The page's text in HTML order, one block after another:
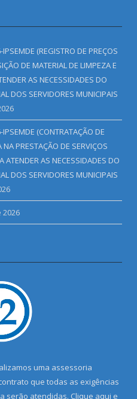
(REGISTRO DE PREÇOS
DE MATERIAL DE LIMPEZA E
AS NECESSIDADES DO
DOS SERVIDORES MUNICIPAIS
(CONTRATAÇÃO DE
PRESTAÇÃO DE SERVIÇOS
ATENDER AS NECESSIDADES DO
DOS SERVIDORES MUNICIPAIS
uma assessoria
que todas as exigências
serão atendidas. Clique aqui e